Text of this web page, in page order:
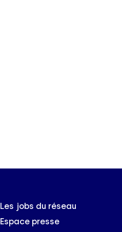
Les jobs du réseau
Espace presse